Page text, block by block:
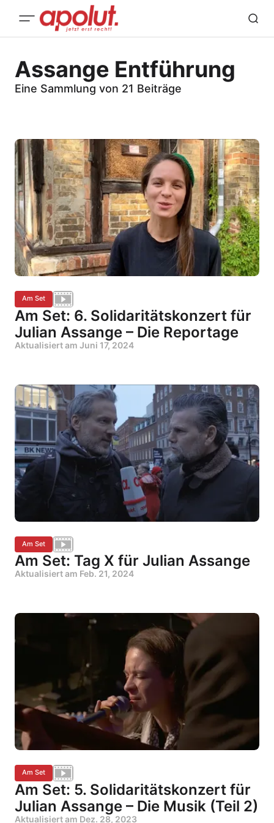
Assange Entführung
Eine Sammlung von 21 Beiträge
Am Set
Am Set: 6. Solidaritätskonzert für
Julian Assange – Die Reportage
Aktualisiert am Juni 17, 2024
Am Set
Am Set: Tag X für Julian Assange
Aktualisiert am Feb. 21, 2024
Am Set
Am Set: 5. Solidaritätskonzert für
Julian Assange – Die Musik (Teil 2)
Aktualisiert am Dez. 28, 2023